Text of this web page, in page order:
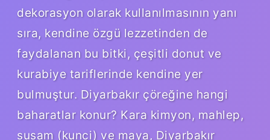
dekorasyon olarak kullanılmasının yanı
sıra, kendine özgü lezzetinden de
faydalanan bu bitki, çeşitli donut ve
kurabiye tariflerinde kendine yer
bulmuştur. Diyarbakır çöreğine hangi
baharatlar konur? Kara kimyon, mahlep,
susam (kunci) ve maya, Diyarbakır